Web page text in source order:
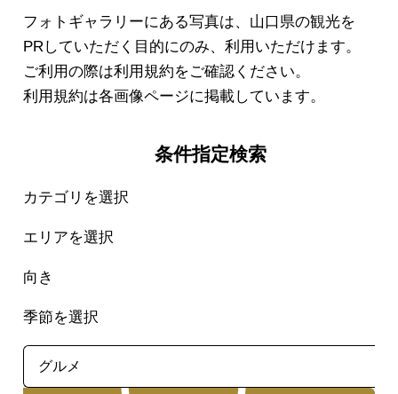
フォトギャラリーにある写真は、山口県の観光を
PRしていただく目的にのみ、利用いただけます。
ご利用の際は利用規約をご確認ください。
利用規約は各画像ページに掲載しています。
条件指定検索
カテゴリを選択
エリアを選択
向き
季節を選択